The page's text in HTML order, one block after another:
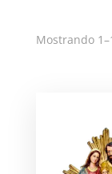
Mostrando